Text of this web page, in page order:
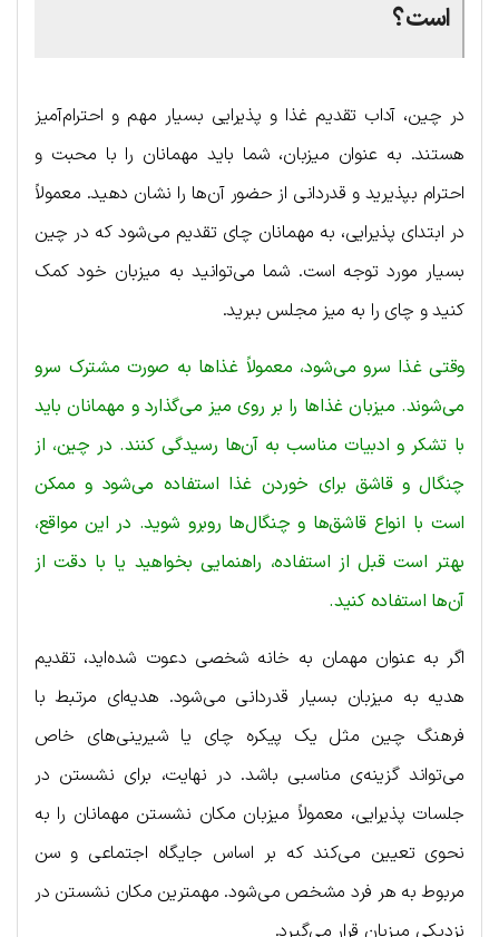
است؟
در چین، آداب تقدیم غذا و پذیرایی بسیار مهم و احترام‌آمیز
هستند. به عنوان میزبان، شما باید مهمانان را با محبت و
احترام بپذیرید و قدردانی از حضور آن‌ها را نشان دهید. معمولاً
در ابتدای پذیرایی، به مهمانان چای تقدیم می‌شود که در چین
بسیار مورد توجه است. شما می‌توانید به میزبان خود کمک
کنید و چای را به میز مجلس ببرید.
وقتی غذا سرو می‌شود، معمولاً غذاها به صورت مشترک سرو
می‌شوند. میزبان غذاها را بر روی میز می‌گذارد و مهمانان باید
با تشکر و ادبیات مناسب به آن‌ها رسیدگی کنند. در چین، از
چنگال و قاشق برای خوردن غذا استفاده می‌شود و ممکن
است با انواع قاشق‌ها و چنگال‌ها روبرو شوید. در این مواقع،
بهتر است قبل از استفاده، راهنمایی بخواهید یا با دقت از
آن‌ها استفاده کنید.
اگر به عنوان مهمان به خانه شخصی دعوت شده‌اید، تقدیم
هدیه به میزبان بسیار قدردانی می‌شود. هدیه‌ای مرتبط با
فرهنگ چین مثل یک پیکره چای یا شیرینی‌های خاص
می‌تواند گزینه‌ی مناسبی باشد. در نهایت، برای نشستن در
جلسات پذیرایی، معمولاً میزبان مکان نشستن مهمانان را به
نحوی تعیین می‌کند که بر اساس جایگاه اجتماعی و سن
مربوط به هر فرد مشخص می‌شود. مهمترین مکان نشستن در
نزدیکی میزبان قرار می‌گیرد.